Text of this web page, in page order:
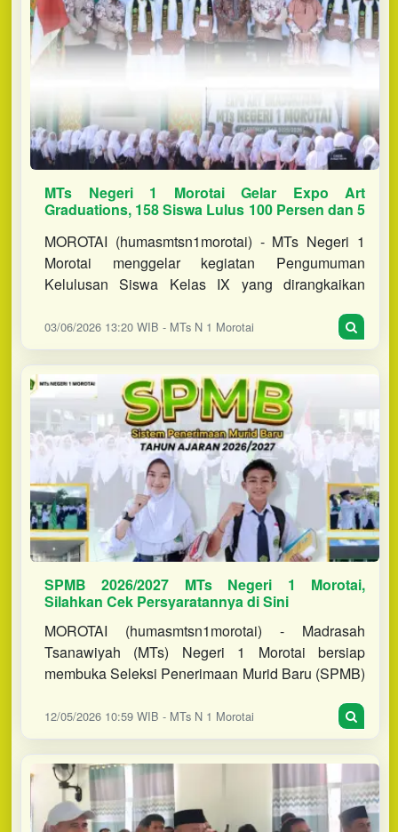
MTs Negeri 1 Morotai Gelar Expo Art
Graduations, 158 Siswa Lulus 100 Persen dan 5
MOROTAI (humasmtsn1morotai) - MTs Negeri 1
Morotai menggelar kegiatan Pengumuman
Kelulusan Siswa Kelas IX yang dirangkaikan
Angkatan II Tahun Pelajaran 2025/2026 p
03/06/2026 13:20 WIB - MTs N 1 Morotai
SPMB 2026/2027 MTs Negeri 1 Morotai,
Silahkan Cek Persyaratannya di Sini
MOROTAI (humasmtsn1morotai) - Madrasah
Tsanawiyah (MTs) Negeri 1 Morotai bersiap
membuka Seleksi Penerimaan Murid Baru (SPMB)
yang ditetapkan, pendaftaran dibu
12/05/2026 10:59 WIB - MTs N 1 Morotai